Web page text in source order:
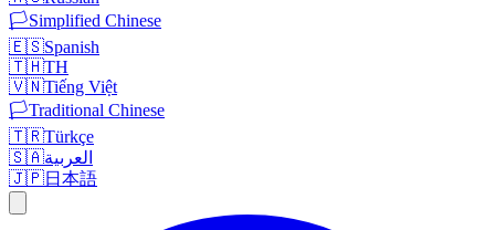
🏳️Simplified Chinese
🇪🇸Spanish
🇹🇭TH
🇻🇳Tiếng Việt
🏳️Traditional Chinese
🇹🇷Türkçe
🇸🇦العربية
🇯🇵日本語